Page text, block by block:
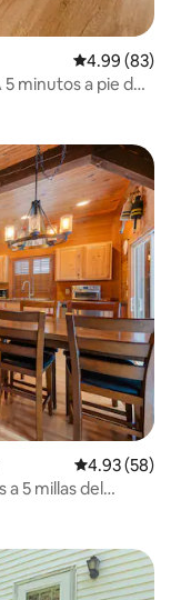
Calificación
4.99 (83)
minutos a pie de
Calificación
4.93 (58)
a 5 millas del